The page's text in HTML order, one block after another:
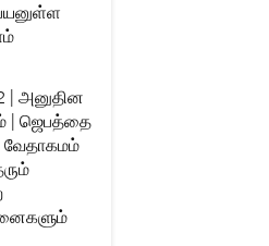
| அனுதின
| ஜெபத்தை
வேதாகமம்